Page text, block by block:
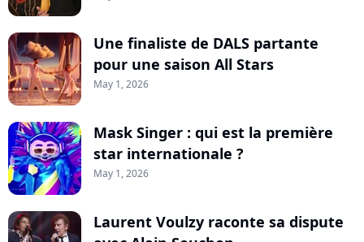
Une finaliste de DALS partante
pour une saison All Stars
May 1, 2026
Mask Singer : qui est la première
star internationale ?
May 1, 2026
Laurent Voulzy raconte sa dispute